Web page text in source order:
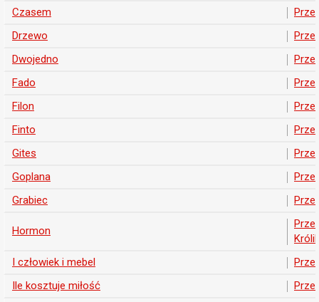
Czasem
Drzewo
Dwojedno
Fado
Filon
Finto
Gites
Goplana
Grabiec
Hormon
I człowiek i mebel
Ile kosztuje miłość